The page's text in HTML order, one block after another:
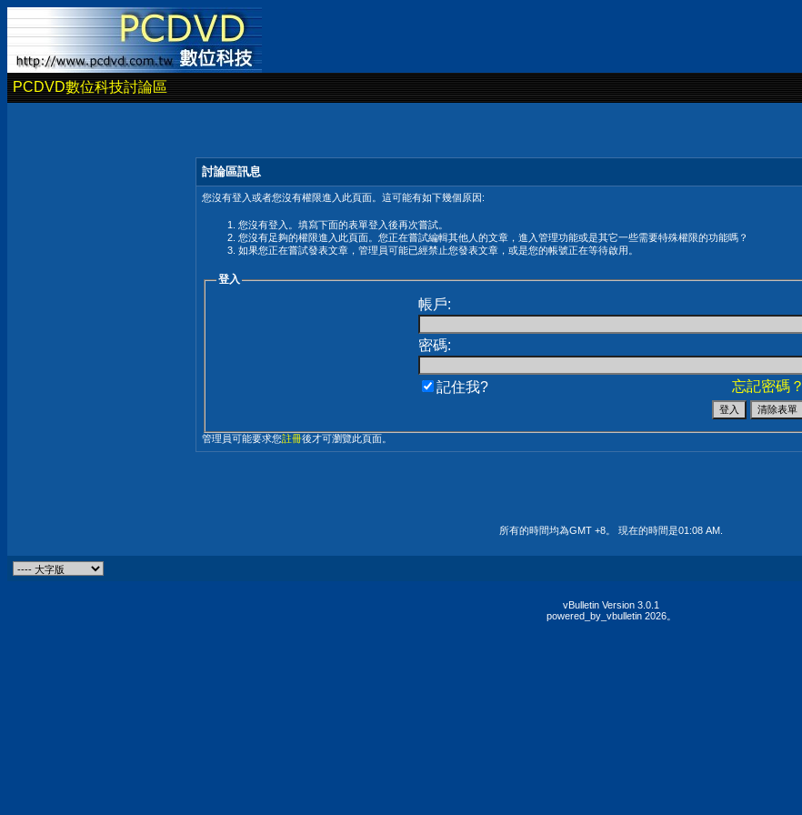
PCDVD數位科技討論區
討論區訊息
您沒有登入或者您沒有權限進入此頁面。這可能有如下幾個原因:
您沒有登入。填寫下面的表單登入後再次嘗試。
您沒有足夠的權限進入此頁面。您正在嘗試編輯其他人的文章，進入管理功能或是其它一些需要特殊權限的功能嗎？
如果您正在嘗試發表文章，管理員可能已經禁止您發表文章，或是您的帳號正在等待啟用。
登入
帳戶:
密碼:
忘記密碼？
記住我?
管理員可能要求您註冊後才可瀏覽此頁面。
所有的時間均為GMT +8。 現在的時間是01:08 AM
vBulletin Version 3.0.1
powered_by_vbulletin 2026。